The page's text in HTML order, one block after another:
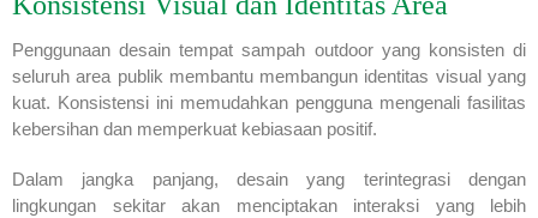
Penggunaan desain tempat sampah outdoor yang konsisten di
seluruh area publik membantu membangun identitas visual yang
kuat. Konsistensi ini memudahkan pengguna mengenali fasilitas
kebersihan dan memperkuat kebiasaan positif.
Dalam jangka panjang, desain yang terintegrasi dengan
lingkungan sekitar akan menciptakan interaksi yang lebih